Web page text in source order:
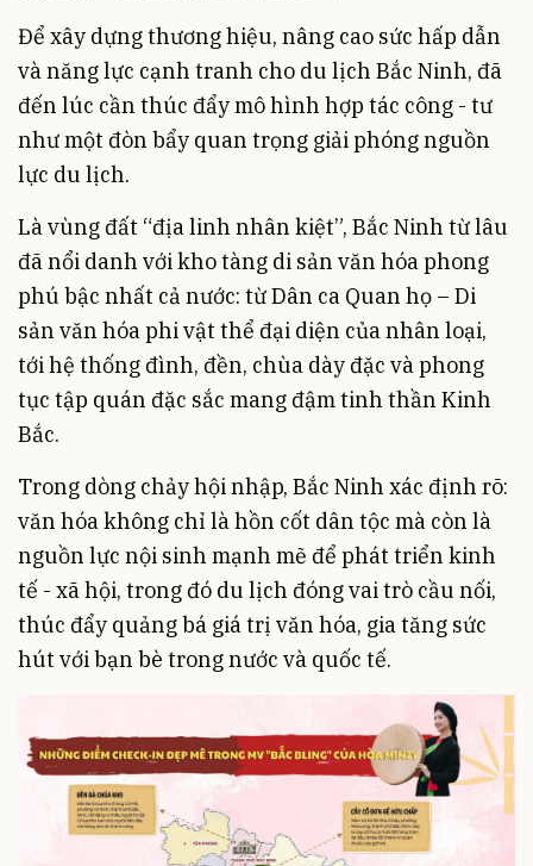
Để xây dựng thương hiệu, nâng cao sức hấp dẫn
và năng lực cạnh tranh cho du lịch Bắc Ninh, đã
đến lúc cần thúc đẩy mô hình hợp tác công - tư
như một đòn bẩy quan trọng giải phóng nguồn
lực du lịch.
Là vùng đất “địa linh nhân kiệt”, Bắc Ninh từ lâu
đã nổi danh với kho tàng di sản văn hóa phong
phú bậc nhất cả nước: từ Dân ca Quan họ – Di
sản văn hóa phi vật thể đại diện của nhân loại,
tới hệ thống đình, đền, chùa dày đặc và phong
tục tập quán đặc sắc mang đậm tinh thần Kinh
Bắc.
Trong dòng chảy hội nhập, Bắc Ninh xác định rõ:
văn hóa không chỉ là hồn cốt dân tộc mà còn là
nguồn lực nội sinh mạnh mẽ để phát triển kinh
tế - xã hội, trong đó du lịch đóng vai trò cầu nối,
thúc đẩy quảng bá giá trị văn hóa, gia tăng sức
hút với bạn bè trong nước và quốc tế.